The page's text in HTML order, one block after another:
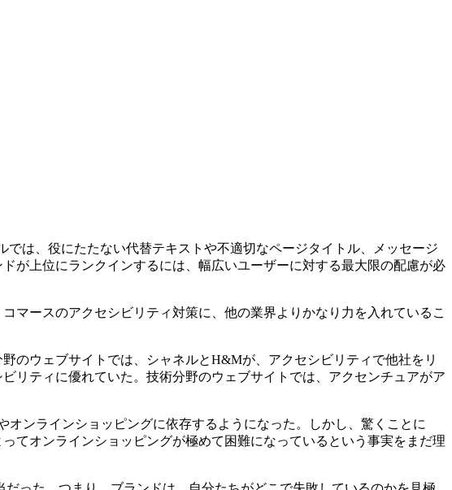
は、役にたたない代替テキストや不適切なページタイトル、メッセージ
が上位にランクインするには、幅広いユーザーに対する最大限の配慮が必
マースのアクセシビリティ対策に、他の業界よりかなり力を入れているこ
のウェブサイトでは、シャネルとH&Mが、アクセシビリティで他社をリ
リティに優れていた。技術分野のウェブサイトでは、アクセンチュアがア
ンラインショッピングに依存するようになった。しかし、驚くことに
てオンラインショッピングが極めて困難になっているという事実をまだ理